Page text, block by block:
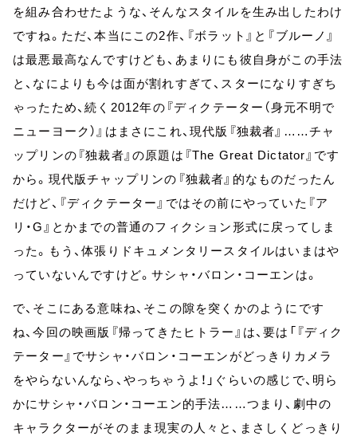
を組み合わせたような、そんなスタイルを生み出したわけ
ですね。ただ、本当にこの2作、『ボラット』と『ブルーノ』
は最悪最高なんですけども、あまりにも彼自身がこの手法
と、なによりも今は面が割れすぎて、スターになりすぎち
ゃったため、続く2012年の『ディクテーター（身元不明で
ニューヨーク）』はまさにこれ、現代版『独裁者』……チャ
ップリンの『独裁者』の原題は『The Great Dictator』です
から。現代版チャップリンの『独裁者』的なものだったん
だけど、『ディクテーター』ではその前にやっていた『ア
リ・G』とかまでの普通のフィクション形式に戻ってしま
った。もう、体張りドキュメンタリースタイルはいまはや
っていないんですけど。サシャ・バロン・コーエンは。
で、そこにある意味ね、そこの隙を突くかのようにです
ね、今回の映画版『帰ってきたヒトラー』は、要は「『ディク
テーター』でサシャ・バロン・コーエンがどっきりカメラ
をやらないんなら、やっちゃうよ！」ぐらいの感じで、明ら
かにサシャ・バロン・コーエン的手法……つまり、劇中の
キャラクターがそのまま現実の人々と、まさしくどっきり